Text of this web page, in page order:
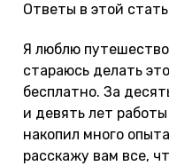
Ответы в этой
Я люблю
стараюсь делать
бесплатно. За
и девять лет
накопил много
расскажу вам все,